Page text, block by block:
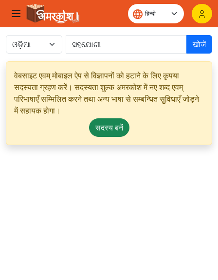
खोजें
वेबसाइट एवम् मोबाइल ऐप से विज्ञापनों को हटाने के लिए कृपया
सदस्यता ग्रहण करें। सदस्यता शुल्क अमरकोश में नए शब्द एवम्
परिभाषाएँ सम्मिलित करने तथा अन्य भाषा से सम्बन्धित सुविधाएँ जोड़ने
में सहायक होगा।
सदस्य बनें